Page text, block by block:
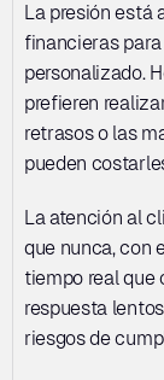
La presión está
financieras
personalizado.
prefieren
retrasos o las
pueden
La atención al
que nunca, con
tiempo real que
respuesta
riesgos de